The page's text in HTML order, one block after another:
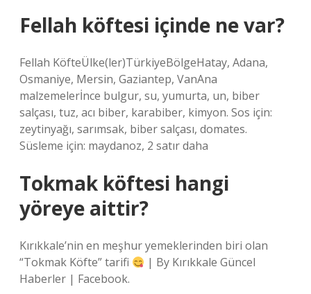
Fellah köftesi içinde ne var?
Fellah KöfteÜlke(ler)TürkiyeBölgeHatay, Adana,
Osmaniye, Mersin, Gaziantep, VanAna
malzemelerİnce bulgur, su, yumurta, un, biber
salçası, tuz, acı biber, karabiber, kimyon. Sos için:
zeytinyağı, sarımsak, biber salçası, domates.
Süsleme için: maydanoz, 2 satır daha
Tokmak köftesi hangi
yöreye aittir?
Kırıkkale’nin en meşhur yemeklerinden biri olan
“Tokmak Köfte” tarifi
| By Kırıkkale Güncel
Haberler | Facebook.